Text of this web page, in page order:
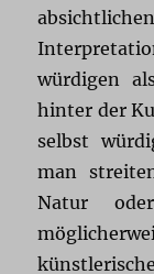
würdigen
hinter der
selbst
man
Natur